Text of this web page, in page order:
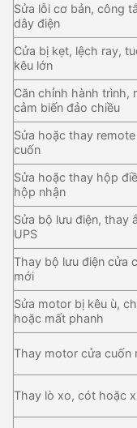
Sửa lỗi cơ bản, công
dây điện
Cửa bị kẹt, lệch ray,
kêu lớn
Căn chỉnh hành trình,
cảm biến đảo chiều
Sửa hoặc thay
cuốn
Sửa hoặc thay hộp
hộp nhận
Sửa bộ lưu điện, thay
UPS
Thay bộ lưu điện cửa
mới
Sửa motor bị kêu ù,
hoặc mất phanh
Thay motor cửa cuốn
Thay lò xo, cót hoặc